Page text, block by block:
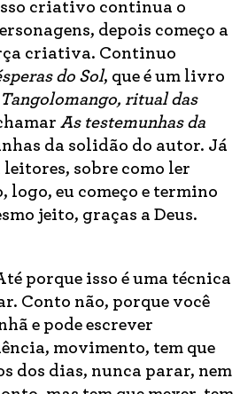
criativo continua o
depois começo a
criativa. Continuo
do Sol, que é um livro
Tangolomango, ritual das
As testemunhas da
da solidão do autor. Já
sobre como ler
logo, eu começo e termino
jeito, graças a Deus.
porque isso é uma técnica
Conto não, porque você
e pode escrever
movimento, tem que
dos dias, nunca parar, nem